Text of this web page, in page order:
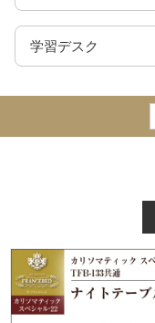
学習デスク